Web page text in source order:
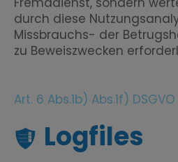
durch diese
Missbrauchs- der
zu Beweiszwecken
Art. 6 Abs.1b) Abs.1f) DSGVO
Logfiles